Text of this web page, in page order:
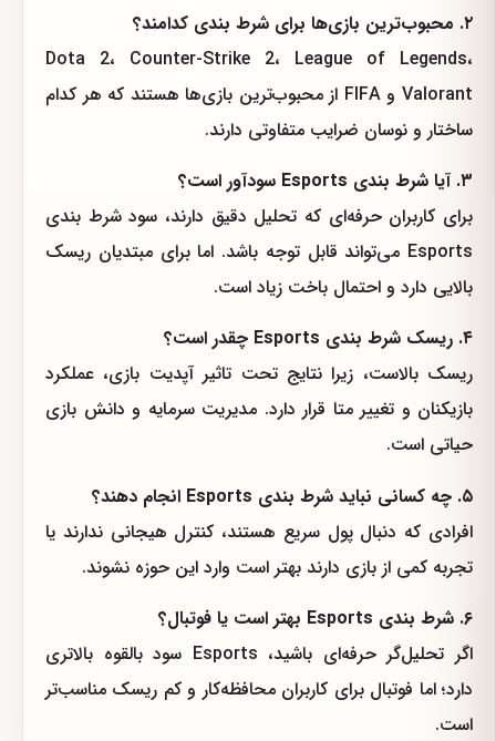
۲. محبوب‌ترین بازی‌ها برای شرط بندی کدامند؟
Dota 2، Counter-Strike 2، League of Legends،
Valorant و FIFA از محبوب‌ترین بازی‌ها هستند که هر کدام
ساختار و نوسان ضرایب متفاوتی دارند.
۳. آیا شرط بندی Esports سودآور است؟
برای کاربران حرفه‌ای که تحلیل دقیق دارند، سود شرط بندی
Esports می‌تواند قابل توجه باشد. اما برای مبتدیان ریسک
بالایی دارد و احتمال باخت زیاد است.
۴. ریسک شرط بندی Esports چقدر است؟
ریسک بالاست، زیرا نتایج تحت تاثیر آپدیت بازی، عملکرد
بازیکنان و تغییر متا قرار دارد. مدیریت سرمایه و دانش بازی
حیاتی است.
۵. چه کسانی نباید شرط بندی Esports انجام دهند؟
افرادی که دنبال پول سریع هستند، کنترل هیجانی ندارند یا
تجربه کمی از بازی دارند بهتر است وارد این حوزه نشوند.
۶. شرط بندی Esports بهتر است یا فوتبال؟
اگر تحلیل‌گر حرفه‌ای باشید، Esports سود بالقوه بالاتری
دارد؛ اما فوتبال برای کاربران محافظه‌کار و کم ریسک مناسب‌تر
است.